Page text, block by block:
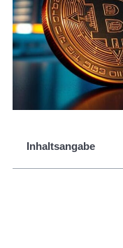
Inhaltsangabe